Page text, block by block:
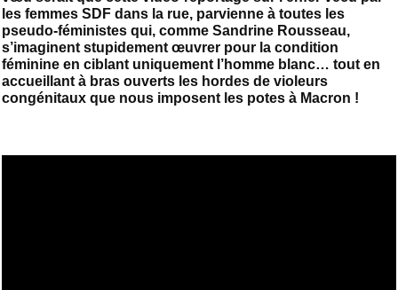
les femmes SDF dans la rue, parvienne à toutes les
pseudo-féministes qui, comme Sandrine Rousseau,
s’imaginent stupidement œuvrer pour la condition
féminine en ciblant uniquement l’homme blanc… tout en
accueillant à bras ouverts les hordes de violeurs
congénitaux que nous imposent les potes à Macron !